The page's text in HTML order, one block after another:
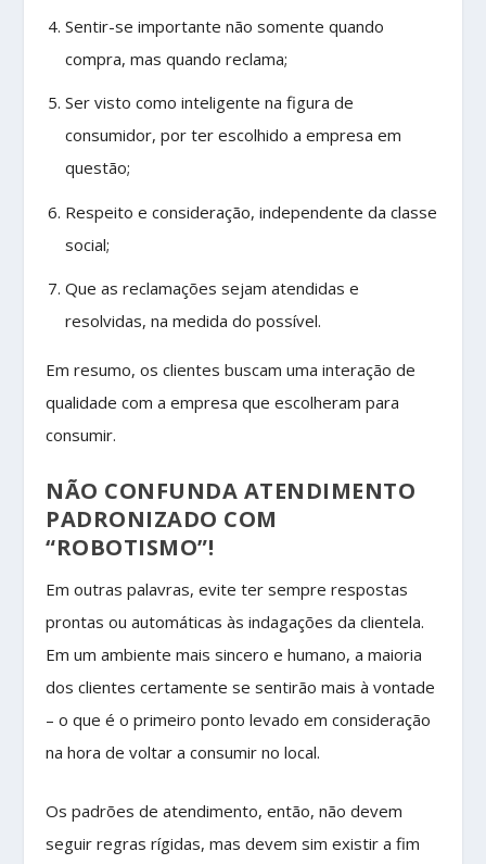
Sentir-se importante não somente quando
compra, mas quando reclama;
Ser visto como inteligente na figura de
consumidor, por ter escolhido a empresa em
questão;
Respeito e consideração, independente da classe
social;
Que as reclamações sejam atendidas e
resolvidas, na medida do possível.
Em resumo, os clientes buscam uma interação de
qualidade com a empresa que escolheram para
consumir.
NÃO CONFUNDA ATENDIMENTO
PADRONIZADO COM
“ROBOTISMO”!
Em outras palavras, evite ter sempre respostas
prontas ou automáticas às indagações da clientela.
Em um ambiente mais sincero e humano, a maioria
dos clientes certamente se sentirão mais à vontade
– o que é o primeiro ponto levado em consideração
na hora de voltar a consumir no local.
Os padrões de atendimento, então, não devem
seguir regras rígidas, mas devem sim existir a fim